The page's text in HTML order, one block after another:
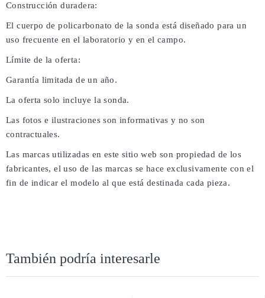
Construcción duradera:
El cuerpo de policarbonato de la sonda está diseñado para un
uso frecuente en el laboratorio y en el campo.
Límite de la oferta:
Garantía limitada de un año.
La oferta solo incluye la sonda.
Las fotos e ilustraciones son informativas y no son
contractuales.
Las marcas utilizadas en este sitio web son propiedad de los
fabricantes, el uso de las marcas se hace exclusivamente con el
fin de indicar el modelo al que está destinada cada pieza.
También podría interesarle